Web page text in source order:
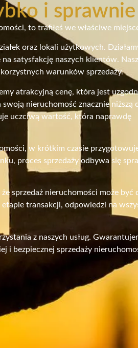
i sprawnie
to trafiłeś we właściwe
oraz lokali użytkowych.
satysfakcję naszych klientów.
warunków sprzedaży.
atrakcyjną cenę, która jest
nieruchomość znacznie niższą
uczciwą wartość, która naprawdę
w krótkim czasie
proces sprzedaży odbywa się
sprzedaż nieruchomości może być
transakcji, odpowiedzi na
z naszych usług.
i bezpiecznej sprzedaży